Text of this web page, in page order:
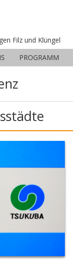
Filz und Klüngel
PROGRAMM